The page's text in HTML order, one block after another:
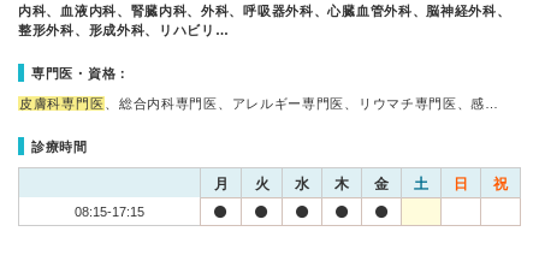
内科、血液内科、腎臓内科、外科、呼吸器外科、心臓血管外科、脳神経外科、
整形外科、形成外科、リハビリ…
専門医・資格：
皮膚科専門医 、総合内科専門医、アレルギー専門医、リウマチ専門医、感…
診療時間
月 火 水 木 金 土 日 祝
08:15-17:15